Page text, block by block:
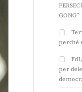
GONG”
perché
per